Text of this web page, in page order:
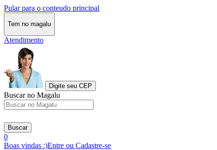
Pular para o conteudo principal
Tem no magalu
Atendimento
Digite seu CEP
Buscar no Magalu
Buscar
0
Boas vindas :)Entre ou Cadastre-se